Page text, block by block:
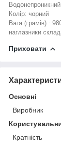
Колір: чорний
Вага (грамів) :
наглазники
Приховати
Основні
Виробник
Кратність